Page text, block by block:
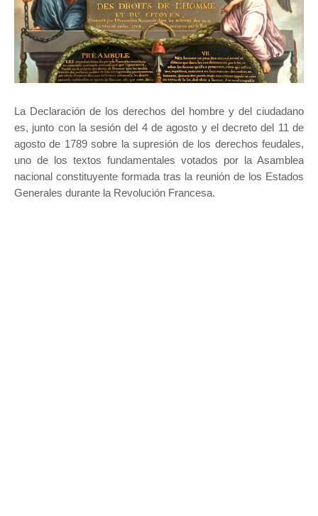
La Declaración de los derechos del hombre y del ciudadano
es, junto con la sesión del 4 de agosto y el decreto del 11 de
agosto de 1789 sobre la supresión de los derechos feudales,
uno de los textos fundamentales votados por la Asamblea
nacional constituyente formada tras la reunión de los Estados
Generales durante la Revolución Francesa.